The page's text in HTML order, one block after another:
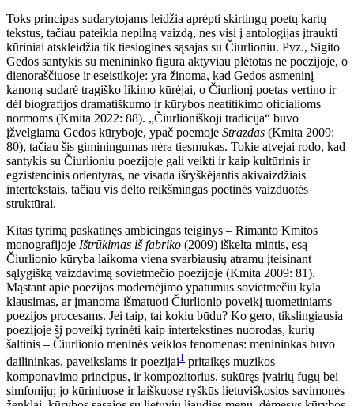
Toks principas sudarytojams leidžia aprėpti skirtingų poetų kartų
tekstus, tačiau pateikia nepilną vaizdą, nes visi į antologijas įtraukti
kūriniai atskleidžia tik tiesiogines sąsajas su Čiurlioniu. Pvz., Sigito
Gedos santykis su menininko figūra aktyviau plėtotas ne poezijoje, o
dienoraščiuose ir eseistikoje: yra žinoma, kad Gedos asmeninį
kanoną sudarė tragiško likimo kūrėjai, o Čiurlionį poetas vertino ir
dėl biografijos dramatiškumo ir kūrybos neatitikimo oficialioms
normoms (Kmita 2022: 88). „Čiurlioniškoji tradicija“ buvo
įžvelgiama Gedos kūryboje, ypač poemoje Strazdas (Kmita 2009:
80), tačiau šis giminingumas nėra tiesmukas. Tokie atvejai rodo, kad
santykis su Čiurlioniu poezijoje gali veikti ir kaip kultūrinis ir
egzistencinis orientyras, ne visada išryškėjantis akivaizdžiais
intertekstais, tačiau vis dėlto reikšmingas poetinės vaizduotės
struktūrai.
Kitas tyrimą paskatinęs ambicingas teiginys – Rimanto Kmitos
monografijoje Ištrūkimas iš fabriko (2009) iškelta mintis, esą
Čiurlionio kūryba laikoma viena svarbiausių atramų įteisinant
sąlygišką vaizdavimą sovietmečio poezijoje (Kmita 2009: 81).
Mąstant apie poezijos modernėjimo ypatumus sovietmečiu kyla
klausimas, ar įmanoma išmatuoti Čiurlionio poveikį tuometiniams
poezijos procesams. Jei taip, tai kokiu būdu? Ko gero, tikslingiausia
poezijoje šį poveikį tyrinėti kaip intertekstines nuorodas, kurių
šaltinis – Čiurlionio meninės veiklos fenomenas: menininkas buvo
dailininkas, paveikslams ir poezijai1 pritaikęs muzikos
komponavimo principus, ir kompozitorius, sukūręs įvairių fugų bei
simfonijų; jo kūriniuose ir laiškuose ryškūs lietuviškosios savimonės